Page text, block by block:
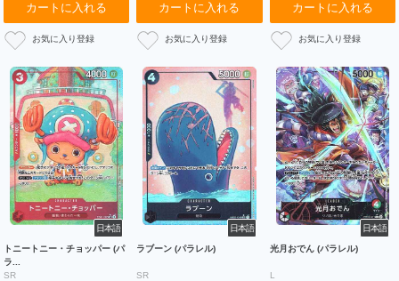
カートに入れる カートに入れる カートに入れる
日本語
トニートニー・チョッパー (パ
ラ...
SR
日本語
ラブーン (パラレル)
SR
日本語
光月おでん (パラレル)
L